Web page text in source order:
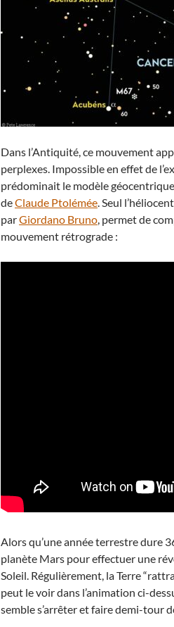
Dans l’Antiquité, ce mouvement
perplexes. Impossible en effet de
prédominait le modèle
deClaude Ptolémée. Seul
parGiordano Bruno, permet de
mouvement rétrograde :
Alors qu’une année terrestre dure
planète Mars pour effectuer une
Soleil. Régulièrement, la Terre
peut le voir dans l’animation ci-
semble s’arrêter et faire demi-tour